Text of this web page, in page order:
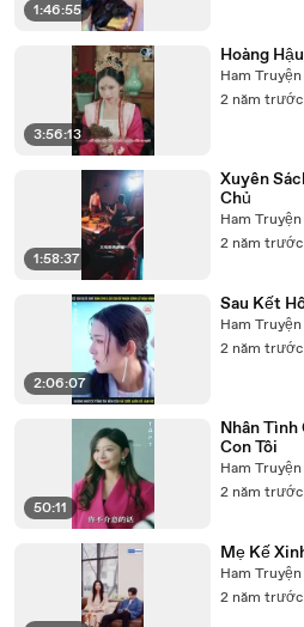
1:46:55
3:56:13
Hoàng
Ham Truyện
2 năm trước
1:58:37
Xuyên
Chủ
Ham Truyện
2 năm trước
2:06:07
Sau Kết
Ham Truyện
2 năm trước
50:11
Nhân
Con Tôi
Ham Truyện
2 năm trước
Mẹ Kế
Ham Truyện
2 năm trước